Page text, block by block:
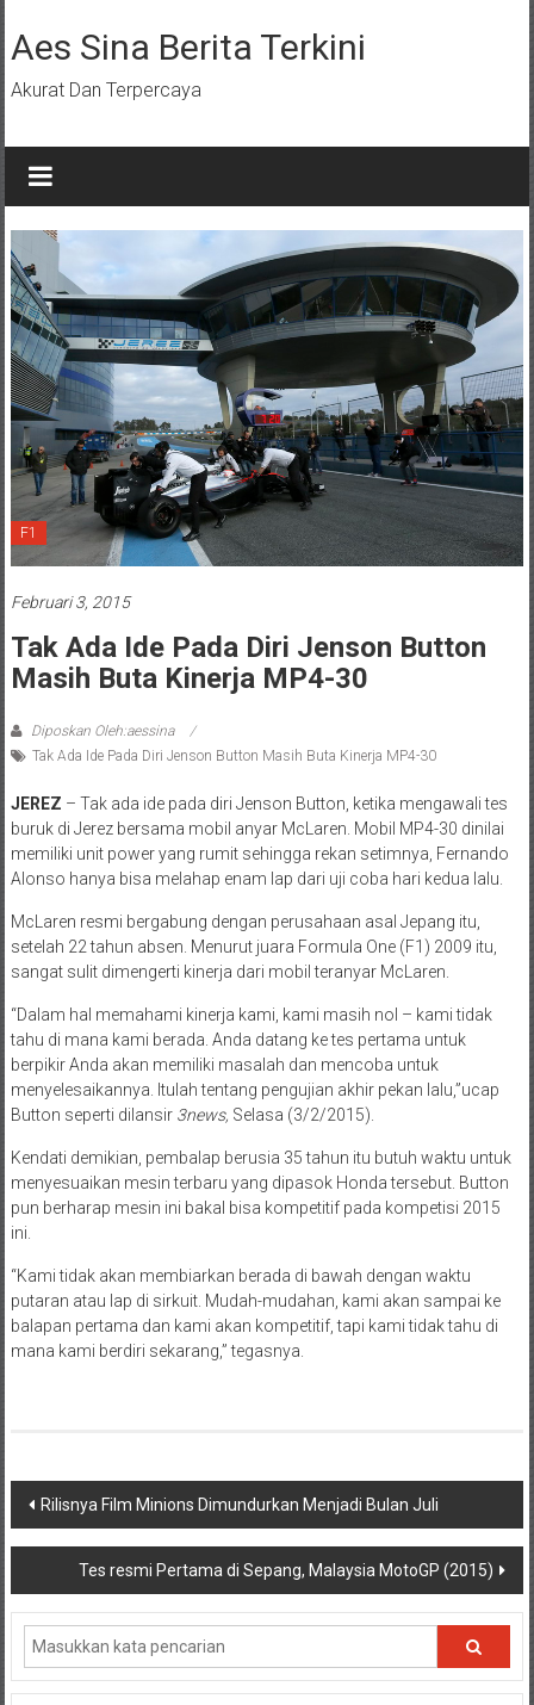
ke
konten
Aes Sina Berita Terkini
Akurat Dan Terpercaya
F1
Februari 3, 2015
Tak Ada Ide Pada Diri Jenson Button
Masih Buta Kinerja MP4-30
Diposkan Oleh:aessina
Tak Ada Ide Pada Diri Jenson Button Masih Buta Kinerja MP4-30
JEREZ – Tak ada ide pada diri Jenson Button, ketika mengawali tes
buruk di Jerez bersama mobil anyar McLaren. Mobil MP4-30 dinilai
memiliki unit power yang rumit sehingga rekan setimnya, Fernando
Alonso hanya bisa melahap enam lap dari uji coba hari kedua lalu.
McLaren resmi bergabung dengan perusahaan asal Jepang itu,
setelah 22 tahun absen. Menurut juara Formula One (F1) 2009 itu,
sangat sulit dimengerti kinerja dari mobil teranyar McLaren.
“Dalam hal memahami kinerja kami, kami masih nol – kami tidak
tahu di mana kami berada. Anda datang ke tes pertama untuk
berpikir Anda akan memiliki masalah dan mencoba untuk
menyelesaikannya. Itulah tentang pengujian akhir pekan lalu,”ucap
Button seperti dilansir 3news, Selasa (3/2/2015).
Kendati demikian, pembalap berusia 35 tahun itu butuh waktu untuk
menyesuaikan mesin terbaru yang dipasok Honda tersebut. Button
pun berharap mesin ini bakal bisa kompetitif pada kompetisi 2015
ini.
“Kami tidak akan membiarkan berada di bawah dengan waktu
putaran atau lap di sirkuit. Mudah-mudahan, kami akan sampai ke
balapan pertama dan kami akan kompetitif, tapi kami tidak tahu di
mana kami berdiri sekarang,” tegasnya.
Navigasi
pos
Rilisnya Film Minions Dimundurkan Menjadi Bulan Juli
Tes resmi Pertama di Sepang, Malaysia MotoGP (2015)